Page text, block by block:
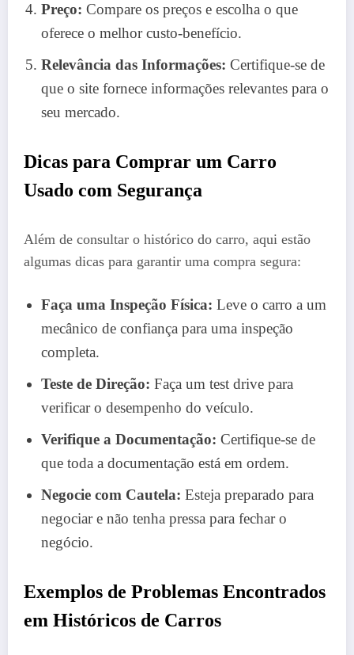
Preço: Compare os preços e escolha o que
oferece o melhor custo-benefício.
Relevância das Informações: Certifique-se de
que o site fornece informações relevantes para o
seu mercado.
Dicas para Comprar um Carro
Usado com Segurança
Além de consultar o histórico do carro, aqui estão
algumas dicas para garantir uma compra segura:
Faça uma Inspeção Física: Leve o carro a um
mecânico de confiança para uma inspeção
completa.
Teste de Direção: Faça um test drive para
verificar o desempenho do veículo.
Verifique a Documentação: Certifique-se de
que toda a documentação está em ordem.
Negocie com Cautela: Esteja preparado para
negociar e não tenha pressa para fechar o
negócio.
Exemplos de Problemas Encontrados
em Históricos de Carros